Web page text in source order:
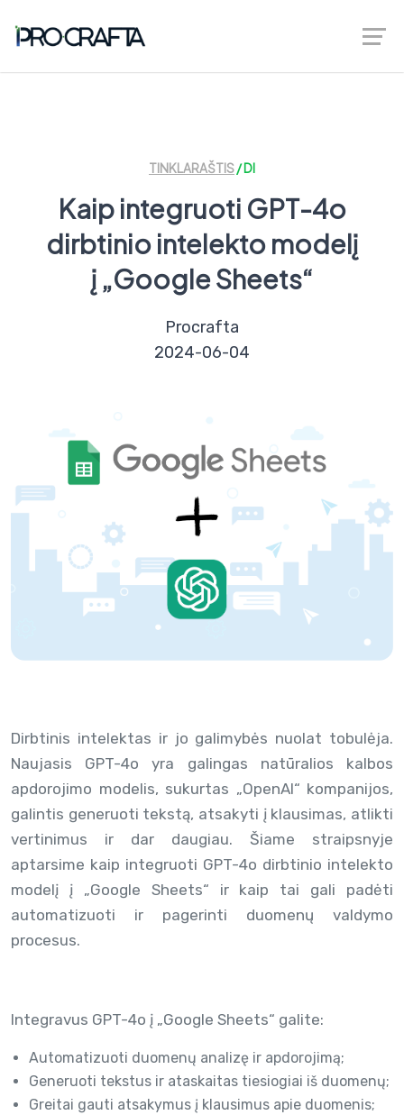
TINKLARAŠTIS/ DI
Kaip integruoti GPT-4o
dirbtinio intelekto modelį
į „Google Sheets“
Procrafta
2024-06-04
Dirbtinis intelektas ir jo galimybės nuolat tobulėja.
Naujasis GPT-4o yra galingas natūralios kalbos
apdorojimo modelis, sukurtas „OpenAI“ kompanijos,
galintis generuoti tekstą, atsakyti į klausimas, atlikti
vertinimus ir dar daugiau. Šiame straipsnyje
aptarsime kaip integruoti GPT-4o dirbtinio intelekto
modelį į „Google Sheets“ ir kaip tai gali padėti
automatizuoti ir pagerinti duomenų valdymo
procesus.
Integravus GPT-4o į „Google Sheets“ galite:
Automatizuoti duomenų analizę ir apdorojimą;
Generuoti tekstus ir ataskaitas tiesiogiai iš duomenų;
Greitai gauti atsakymus į klausimus apie duomenis;